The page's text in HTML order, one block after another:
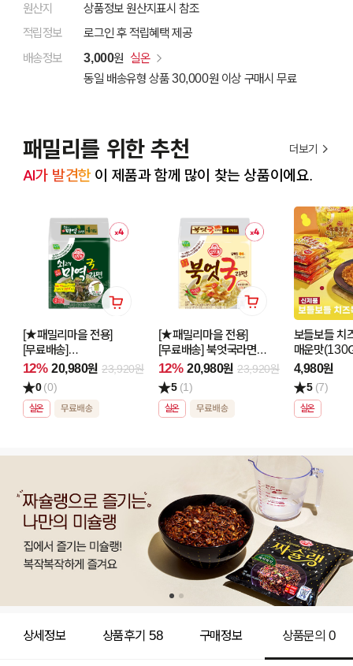
원산지
상품정보 원산지표시 참조
적립정보
로그인 후 적립혜택 제공
배송정보
3,000원 실온
동일 배송유형 상품 30,000원 이상 구매시 무료
패밀리를 위한 추천 더보기
AI가 발견한 이 제품과 함께 많이 찾는 상품이에요.
[★패밀리마을 전용]
[무료배송]
쇠고기미역국라면
(115GX4) 4개
12% 20,980원 23,920원
0(0)
실온
[★패밀리마을 전용]
[무료배송] 북엇국라면
(110GX4) 4개
12% 20,980원 23,920원
5 (1)
실온
보들보들 치
매운맛
4,980원
5 (7)
실온
상세정보 상품후기 58 구매정보 상품문의0